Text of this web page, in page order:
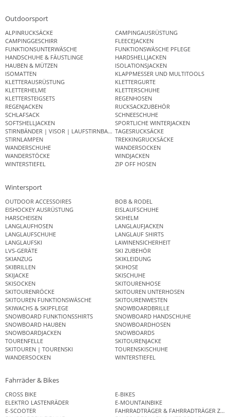
Outdoorsport
ALPINRUCKSÄCKE
CAMPINGAUSRÜSTUNG
CAMPINGGESCHIRR
FLEECEJACKEN
FUNKTIONSUNTERWÄSCHE
FUNKTIONSWÄSCHE PFLEGE
HANDSCHUHE & FÄUSTLINGE
HARDSHELLJACKEN
HAUBEN & MÜTZEN
ISOLATIONSJACKEN
ISOMATTEN
KLAPPMESSER UND MULTITOOLS
KLETTERAUSRÜSTUNG
KLETTERGURTE
KLETTERHELME
KLETTERSCHUHE
KLETTERSTEIGSETS
REGENHOSEN
REGENJACKEN
RUCKSACKZUBEHÖR
SCHLAFSACK
SCHNEESCHUHE
SOFTSHELLJACKEN
SPORTLICHE WINTERJACKEN
STIRNBÄNDER | VISOR | LAUFSTIRNBANDTAGESRUCKSÄCKE
STIRNLAMPEN
TREKKINGRUCKSÄCKE
WANDERSCHUHE
WANDERSOCKEN
WANDERSTÖCKE
WINDJACKEN
WINTERSTIEFEL
ZIP OFF HOSEN
Wintersport
OUTDOOR ACCESSOIRES
BOB & RODEL
EISHOCKEY AUSRÜSTUNG
EISLAUFSCHUHE
HARSCHEISEN
SKIHELM
LANGLAUFHOSEN
LANGLAUFJACKEN
LANGLAUFSCHUHE
LANGLAUF SHIRTS
LANGLAUFSKI
LAWINENSICHERHEIT
LVS-GERÄTE
SKI ZUBEHÖR
SKIANZUG
SKIKLEIDUNG
SKIBRILLEN
SKIHOSE
SKIJACKE
SKISCHUHE
SKISOCKEN
SKITOURENHOSE
SKITOURENRÖCKE
SKITOUREN UNTERHOSEN
SKITOUREN FUNKTIONSWÄSCHE
SKITOURENWESTEN
SKIWACHS & SKIPFLEGE
SNOWBOARDBRILLE
SNOWBOARD FUNKTIONSSHIRTS
SNOWBOARD HANDSCHUHE
SNOWBOARD HAUBEN
SNOWBOARDHOSEN
SNOWBOARDJACKEN
SNOWBOARDS
TOURENFELLE
SKITOURENJACKE
SKITOUREN | TOURENSKI
TOURENSKISCHUHE
WANDERSOCKEN
WINTERSTIEFEL
Fahrräder & Bikes
CROSS BIKE
E-BIKES
ELEKTRO LASTENRÄDER
E-MOUNTAINBIKE
E-SCOOTER
FAHRRADTRÄGER & FAHRRADTRÄGER